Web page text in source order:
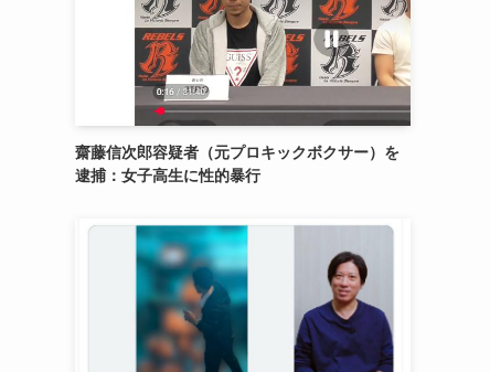
齋藤信次郎容疑者（元プロキックボクサー）を
逮捕：女子高生に性的暴行